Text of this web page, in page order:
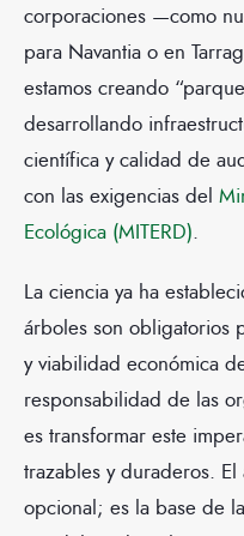
corporaciones —como
para Navantia o en
estamos creando
desarrollando
científica y calidad de
con las exigencias del
Ecológica (MITERD).
La ciencia ya ha
árboles son obligatorios
y viabilidad económica
responsabilidad de las
es transformar este
trazables y duraderos.
opcional; es la base de